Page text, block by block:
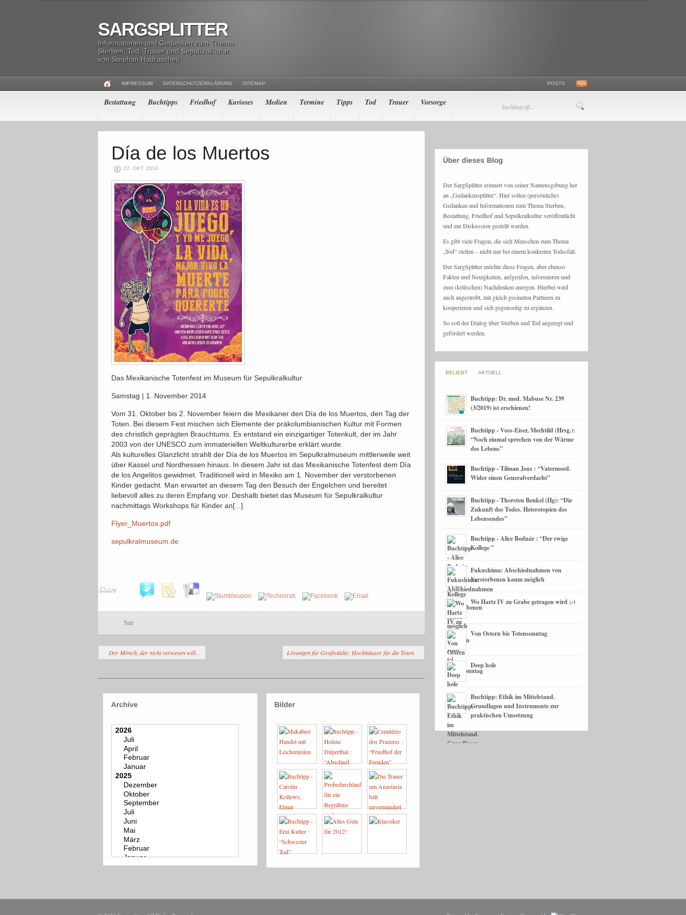
SARGSPLITTER
Informationen und Gedanken zum Thema
Sterben, Tod, Trauer und Sepulkralkultur
von Stephan Hadraschek
IMPRESSUM DATENSCHUTZERKLÄRUNG SITEMAP POSTS
Bestattung Buchtipps Friedhof Kurioses Medien Termine Tipps Tod Trauer Vorsorge
27. OKT. 2014
Das Mexikanische Totenfest im Museum für Sepulkralkultur
Samstag | 1. November 2014
Vom 31. Oktober bis 2. November feiern die Mexikaner den Día de los Muertos, den Tag der
Toten. Bei diesem Fest mischen sich Elemente der präkolumbianischen Kultur mit Formen
des christlich geprägten Brauchtums. Es entstand ein einzigartiger Totenkult, der im Jahr
2003 von der UNESCO zum immateriellen Weltkulturerbe erklärt wurde.
Als kulturelles Glanzlicht strahlt der Día de los Muertos im Sepulkralmuseum mittlerweile weit
über Kassel und Nordhessen hinaus. In diesem Jahr ist das Mexikanische Totenfest dem Día
de los Angelitos gewidmet. Traditionell wird in Mexiko am 1. November der verstorbenen
Kinder gedacht. Man erwartet an diesem Tag den Besuch der Engelchen und bereitet
liebevoll alles zu deren Empfang vor. Deshalb bietet das Museum für Sepulkralkultur
nachmittags Workshops für Kinder an[...].
Flyer_Muertos.pdf
sepulkralmuseum.de
Share
Tod
Der Mönch, der nicht verwesen will… Lösungen für Großstädte: Hochhäuser für die Toten
Der SargSplitter erinnert von seiner Namensgebung her
an „Gedankensplitter“. Hier sollen (persönliche)
Gedanken und Informationen zum Thema Sterben,
Bestattung, Friedhof und Sepulkralkultur veröffentlicht
und zur Diskussion gestellt werden.
Es gibt viele Fragen, die sich Menschen zum Thema
„Tod“ stellen – nicht nur bei einem konkreten Todesfall.
Der SargSplitter möchte diese Fragen, aber ebenso
Fakten und Neuigkeiten, aufgreifen, informieren und
zum (kritischen) Nachdenken anregen. Hierbei wird
auch angestrebt, mit gleich gesinnten Partnern zu
kooperieren und sich gegenseitig zu ergänzen.
So soll der Dialog über Sterben und Tod angeregt und
gefördert werden.
BELIEBT AKTUELL
Buchtipp: Dr. med. Mabuse Nr. 239
(3/2019) ist erschienen!
Buchtipp - Voss-Eiser, Mechtild (Hrsg.):
“Noch einmal sprechen von der Wärme
des Lebens”
Buchtipp - Tilman Jens : “Vatermord.
Wider einen Generalverdacht”
Buchtipp - Thorsten Benkel (Hg): “Die
Zukunft des Todes. Heterotopien des
Lebensendes”
Buchtipp - Alice Bodnár : “Der ewige
Kollege ”
Fukushima: Abschiednahmen von
Verstorbenen kaum möglich
Wo Hartz IV zu Grabe getragen wird ;-)
Von Ostern bis Totensonntag
Deep hole
Buchtipp: Ethik im Mittelstand.
Grundlagen und Instrumente zur
praktischen Umsetzung